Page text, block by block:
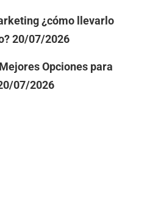
¿cómo llevarlo
20/07/2026
Opciones para
07/2026